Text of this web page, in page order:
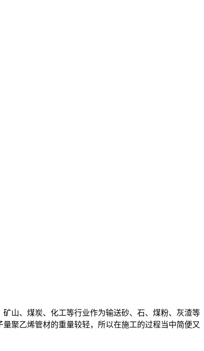
山、煤炭、化工等行业作为输送砂、石、煤粉、灰渣等
聚乙烯管材的重量较轻，所以在施工的过程当中简便又